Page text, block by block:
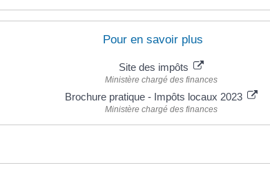
Pour en savoir plus
Site des impôts
Ministère chargé des finances
Brochure pratique - Impôts locaux 2023
Ministère chargé des finances